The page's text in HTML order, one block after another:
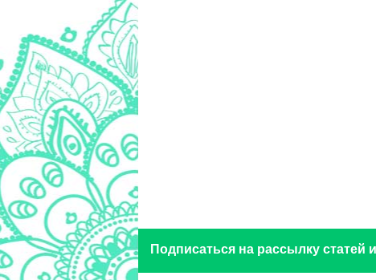
Подписаться на рассылку статей